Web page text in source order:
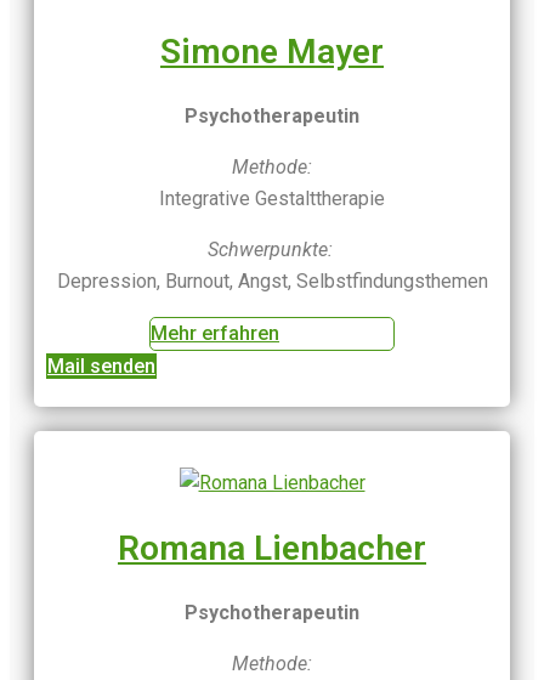
Simone Mayer
Psychotherapeutin
Methode:
Integrative Gestalttherapie
Schwerpunkte:
Depression, Burnout, Angst, Selbstfindungsthemen
Mehr erfahren
Mail senden
Romana Lienbacher
Psychotherapeutin
Methode: